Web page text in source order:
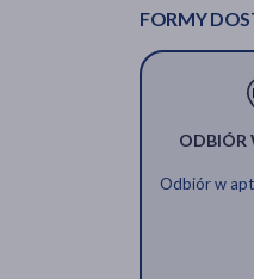
FORMY
ODBIÓR
Odbiór w